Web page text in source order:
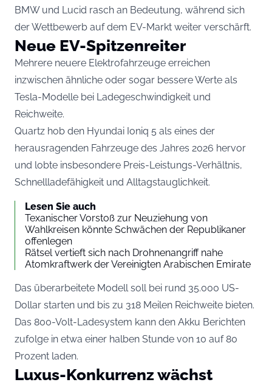
BMW und Lucid rasch an Bedeutung, während sich
der Wettbewerb auf dem EV-Markt weiter verschärft.
Neue EV-Spitzenreiter
Mehrere neuere Elektrofahrzeuge erreichen
inzwischen ähnliche oder sogar bessere Werte als
Tesla-Modelle bei Ladegeschwindigkeit und
Reichweite.
Quartz hob den Hyundai Ioniq 5 als eines der
herausragenden Fahrzeuge des Jahres 2026 hervor
und lobte insbesondere Preis-Leistungs-Verhältnis,
Schnellladefähigkeit und Alltagstauglichkeit.
Lesen Sie auch
Texanischer Vorstoß zur Neuziehung von
Wahlkreisen könnte Schwächen der Republikaner
offenlegen
Rätsel vertieft sich nach Drohnenangriff nahe
Atomkraftwerk der Vereinigten Arabischen Emirate
Das überarbeitete Modell soll bei rund 35.000 US-
Dollar starten und bis zu 318 Meilen Reichweite bieten.
Das 800-Volt-Ladesystem kann den Akku Berichten
zufolge in etwa einer halben Stunde von 10 auf 80
Prozent laden.
Luxus-Konkurrenz wächst